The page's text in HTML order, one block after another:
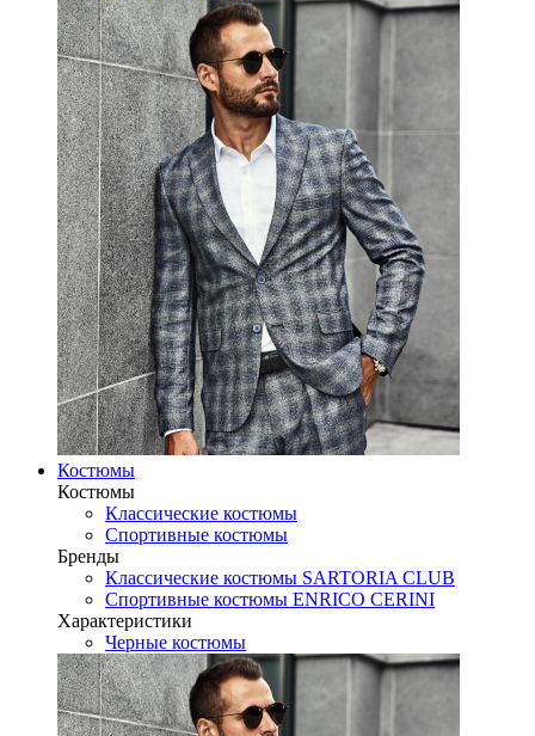
Костюмы
Костюмы
Классические костюмы
Спортивные костюмы
Бренды
Классические костюмы SARTORIA CLUB
Спортивные костюмы ENRICO CERINI
Характеристики
Черные костюмы